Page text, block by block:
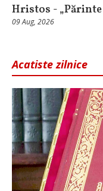
Hristos - „Părinte
09 Aug, 2026
Acatiste zilnice